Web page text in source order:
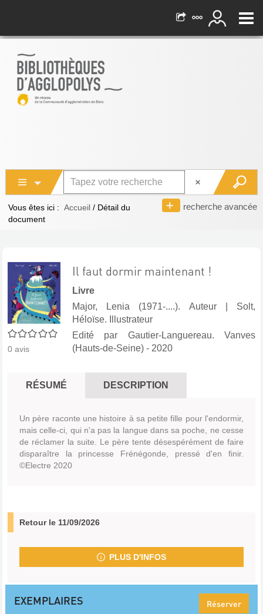
recherche avancée
Vous êtes ici : Accueil / Détail du
document
0/5
0 avis
Il faut dormir maintenant !
Livre
Major, Lenia (1971-....). Auteur| Solt,
Héloïse. Illustrateur
Edité par Gautier-Languereau. Vanves
(Hauts-de-Seine) - 2020
RÉSUMÉ DESCRIPTION
Un père raconte une histoire à sa petite fille pour l'endormir,
mais celle-ci, qui n'a pas la langue dans sa poche, ne cesse
de réclamer la suite. Le père tente désespérément de faire
disparaître la princesse Frénégonde, pressé d'en finir.
©Electre 2020
Retour le 11/09/2026
PLUS D'INFOS
EXEMPLAIRES Réserver